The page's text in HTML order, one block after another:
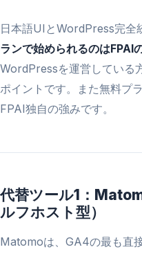
日本語UIとWordPress完全
ランで始められるのはFPAI
WordPressを運営している
ポイントです。また無料プ
FPAI独自の強みです。
代替ツール1：
ルフホスト型）
Matomoは、GA4の最も直